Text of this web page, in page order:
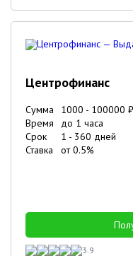
Центрофинанс
Сумма 1000 - 100000 ₽
Время
до 1 часа
Срок
1 - 360 дней
Ставка
от0.5%
3.9